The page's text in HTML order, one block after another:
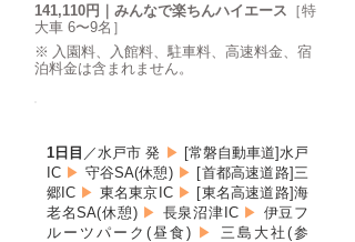
141,110円｜みんなで楽ちんハイエース ［特
大車 6〜9名］
※ 入園料、入館料、駐車料、高速料金、宿
泊料金は含まれません。
1日目 ／水戸市 発 ▶ [常磐自動車道]水戸
IC ▶ 守谷SA(休憩) ▶ [首都高速道路]三
郷IC ▶ 東名東京IC ▶ [東名高速道路]海
老名SA(休憩) ▶ 長泉沼津IC ▶ 伊豆フ
ルーツパーク(昼食) ▶
三島大社(参